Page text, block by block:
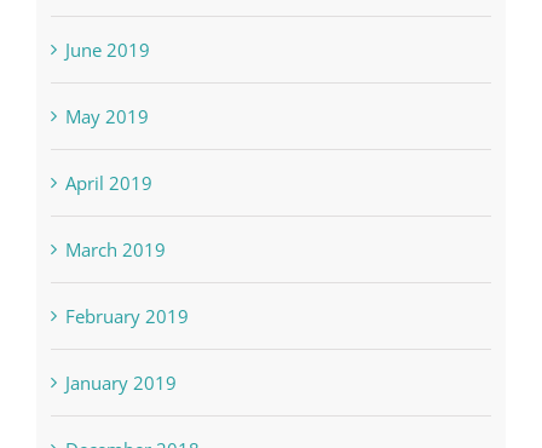
June 2019
May 2019
April 2019
March 2019
February 2019
January 2019